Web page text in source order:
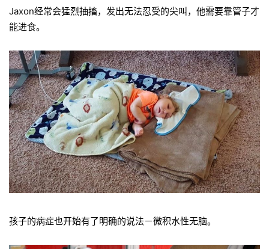
Jaxon经常会猛烈抽搐，发出无法忍受的尖叫，他需要靠管子才
能进食。
孩子的病症也开始有了明确的说法－微积水性无脑。